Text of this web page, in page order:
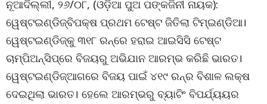
ନୂଆଦିଲ୍ଲୀ, ୨୬/୦୮, (ଓଡ଼ିଆ ପୁଅ ପଙ୍କଜିନୀ ନାୟକ):
ୱେଷ୍ଟଇଣ୍ଡିଜ୍‌ବିପକ୍ଷ ପ୍ରଥମ ଟେଷ୍ଟ ଜିତିଲା ଟିମ୍‌ଇଣ୍ଡିଆ।
ୱେଷ୍ଟଇଣ୍ଡିଜ୍‌କୁ ୩୧୮ ରନ୍‌ରେ ହରାଇ ଆଇସିସି ଟେଷ୍ଟ
ଚାମ୍ପିଅନ୍‌ସିପ୍‌ରେ ବିଜୟରୁ ଅଭିଯାନ ଆରମ୍ଭ କରିଛି ଭାରତ।
ୱେଷ୍ଟଇଣ୍ଡିଜ୍‌ଆଗରେ ବିଜୟ ପାଇଁ ୪୧୯ ରନ୍‌ର ବିଶାଳ ଲକ୍ଷ
ଦେଇଥିଲା ଭାରତ। ହେଲେ ଆରମ୍ଭରୁ ବ୍ୟାଟିଂ ବିପର୍ଯ୍ୟୟର